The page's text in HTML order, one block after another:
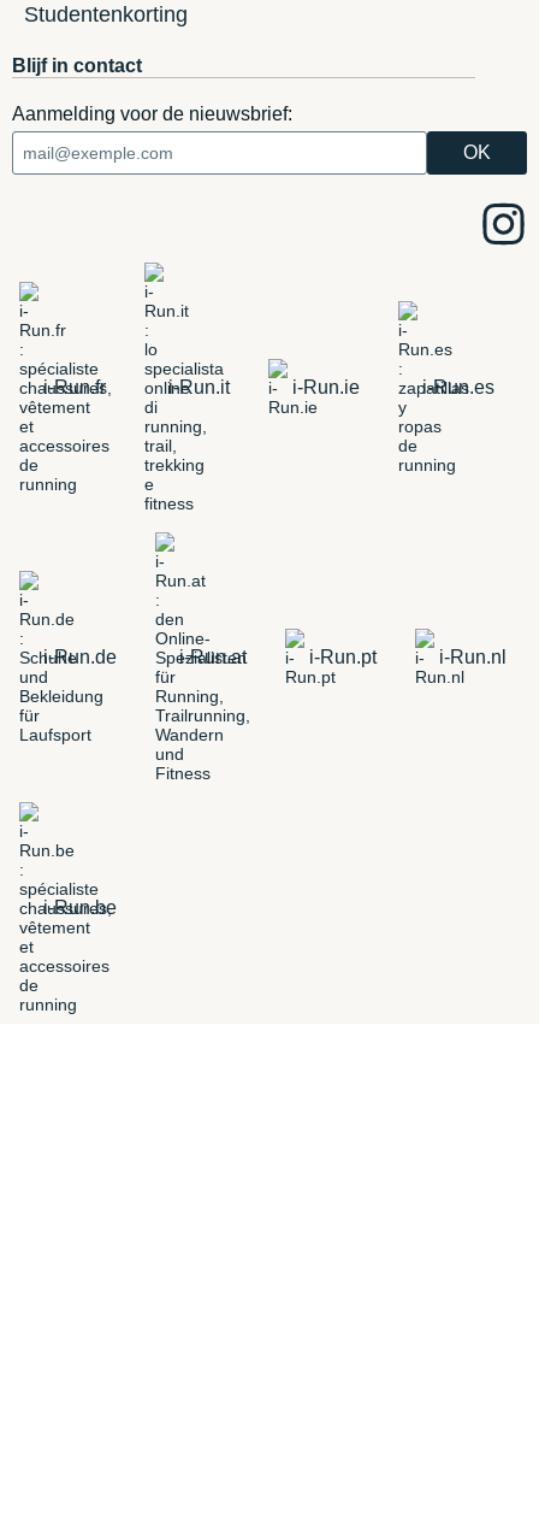
Studentenkorting
Blijf in contact
Aanmelding voor de nieuwsbrief:
i-Run.fr i-Run.it i-Run.ie i-Run.es
i-Run.de i-Run.at i-Run.pt i-Run.nl
i-Run.be